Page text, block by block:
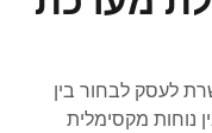
לעסק לבחור בין
נוחות מקסימלית